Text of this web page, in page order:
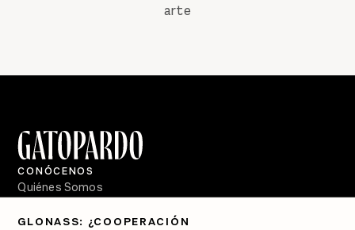
arte
GLONASS: ¿COOPERACIÓN
CONÓCENOS
Quiénes Somos